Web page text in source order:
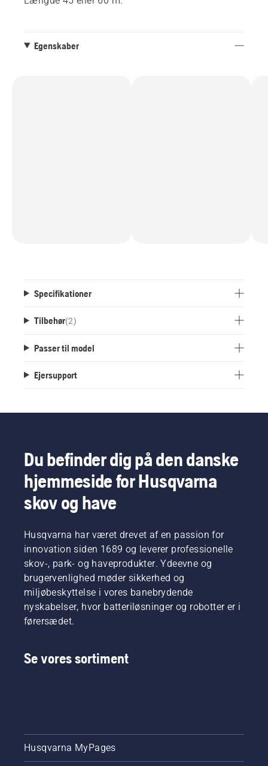
Egenskaber
Specifikationer
Tilbehør(2)
Passer til model
Ejersupport
Du befinder dig på den danske
hjemmeside for Husqvarna
skov og have
Husqvarna har været drevet af en passion for
innovation siden 1689 og leverer professionelle
skov-, park- og haveprodukter. Ydeevne og
brugervenlighed møder sikkerhed og
miljøbeskyttelse i vores banebrydende
nyskabelser, hvor batteriløsninger og robotter er i
førersædet.
Se vores sortiment
Husqvarna MyPages